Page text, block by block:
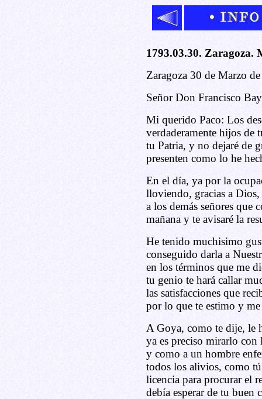
1793.03.30. Zaragoza.
Zaragoza 30 de Marzo
Señor Don Francisco
Mi querido Paco: Los
verdaderamente hijos de
tu Patria, y no dejaré de
presenten como lo he
En el día, ya por la
lloviendo, gracias a
a los demás señores que
mañana y te avisaré la
He tenido muchisimo
conseguido darla a
en los términos que me
tu genio te hará callar
las satisfacciones que
por lo que te estimo y me
A Goya, como te dije, le
ya es preciso mirarlo con
y como a un hombre
todos los alivios, como
licencia para procurar el
debía esperar de tu buen